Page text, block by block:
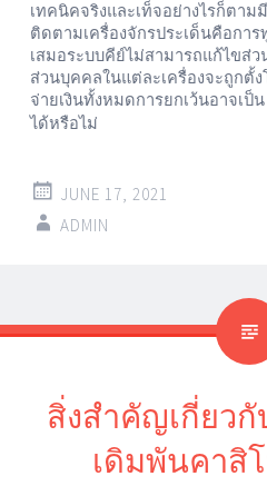
เทคนิคจริงและเท็จอย่างไรก็ตา
ติดตามเครื่องจักรประเด็นคือกา
เสมอระบบคีย์ไม่สามารถแก้ไขส่
ส่วนบุคคลในแต่ละเครื่องจะถูกตั้
จ่ายเงินทั้งหมดการยกเว้นอาจเป็น
ได้หรือไม่
JUNE 17, 2021
ADMIN
สิ่งสำคัญเกี่ยว
เดิมพันคาสิ